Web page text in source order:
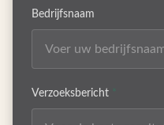
Bedrijfsnaam
Verzoeksbericht